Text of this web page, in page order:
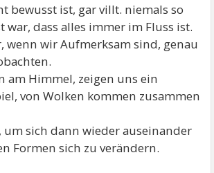
bewusst ist, gar villt. niemals so
war, dass alles immer im Fluss ist.
wenn wir Aufmerksam sind, genau
am Himmel, zeigen uns ein
von Wolken kommen zusammen
um sich dann wieder auseinander
Formen sich zu verändern.